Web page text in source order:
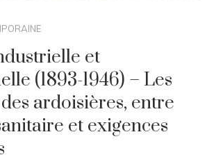
et
(1893-1946) – Les
ardoisières, entre
et exigences